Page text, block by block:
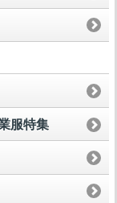
服特集